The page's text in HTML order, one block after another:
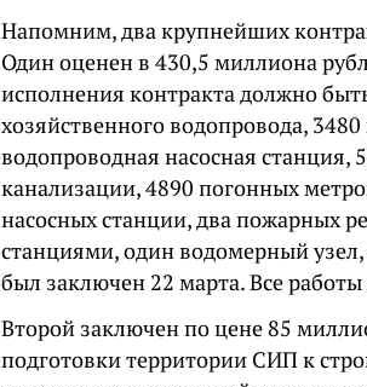
Напомним, два крупнейших
Один оценен в 430,5 миллиона
исполнения контракта должно
хозяйственного водопровода,
водопроводная насосная
канализации, 4890 погонных
насосных станции, два пожарных
станциями, один водомерный
был заключен 22 марта. Все
Второй заключен по цене 85
подготовки территории СИП к